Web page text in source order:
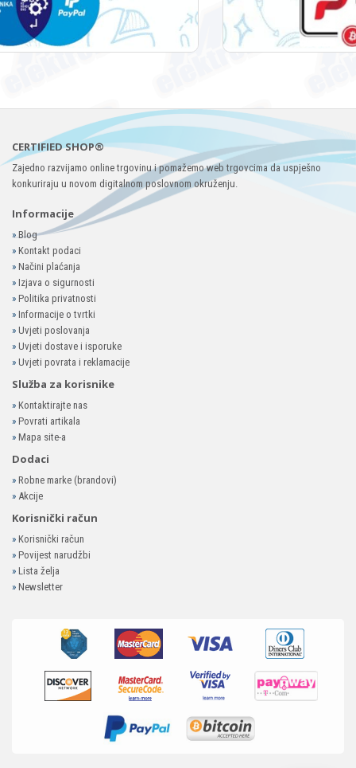
CERTIFIED SHOP®
Zajedno razvijamo online trgovinu i pomažemo web trgovcima da uspješno
konkuriraju u novom digitalnom poslovnom okruženju.
Informacije
»Blog
» Kontakt podaci
» Načini plaćanja
» Izjava o sigurnosti
» Politika privatnosti
» Informacije o tvrtki
» Uvjeti poslovanja
» Uvjeti dostave i isporuke
» Uvjeti povrata i reklamacije
Služba za korisnike
» Kontaktirajte nas
» Povrati artikala
» Mapa site-a
Dodaci
» Robne marke (brandovi)
» Akcije
Korisnički račun
» Korisnički račun
» Povijest narudžbi
» Lista želja
» Newsletter